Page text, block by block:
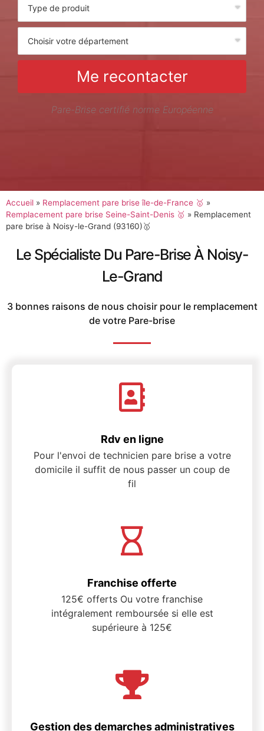
Me recontacter
Pare-Brise certifié norme Européenne
Accueil » Remplacement pare brise île-de-France 🥇 »
Remplacement pare brise Seine-Saint-Denis 🥇 » Remplacement
pare brise à Noisy-le-Grand (93160)🥇
Le Spécialiste Du Pare-Brise À Noisy-
Le-Grand
3 bonnes raisons de nous choisir pour le remplacement
de votre Pare-brise
Rdv en ligne
Pour l'envoi de technicien pare brise a votre
domicile il suffit de nous passer un coup de
fil
Franchise offerte
125€ offerts Ou votre franchise
intégralement remboursée si elle est
supérieure à 125€
Gestion des demarches administratives